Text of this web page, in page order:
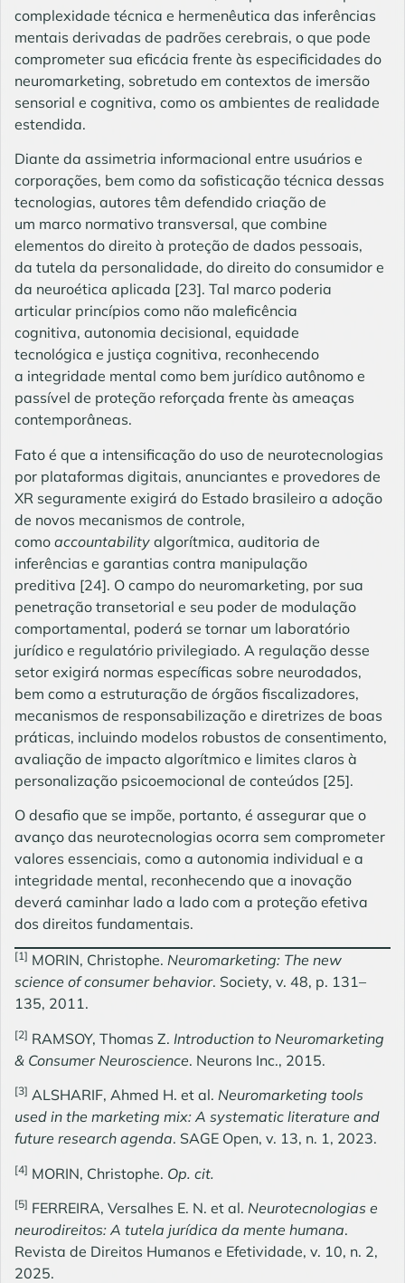
complexidade técnica e hermenêutica das inferências
mentais derivadas de padrões cerebrais, o que pode
comprometer sua eficácia frente às especificidades do
neuromarketing, sobretudo em contextos de imersão
sensorial e cognitiva, como os ambientes de realidade
estendida.
Diante da assimetria informacional entre usuários e
corporações, bem como da sofisticação técnica dessas
tecnologias, autores têm defendido criação de
um marco normativo transversal, que combine
elementos do direito à proteção de dados pessoais,
da tutela da personalidade, do direito do consumidor e
da neuroética aplicada [23]. Tal marco poderia
articular princípios como não maleficência
cognitiva, autonomia decisional, equidade
tecnológica e justiça cognitiva, reconhecendo
a integridade mental como bem jurídico autônomo e
passível de proteção reforçada frente às ameaças
contemporâneas.
Fato é que a intensificação do uso de neurotecnologias
por plataformas digitais, anunciantes e provedores de
XR seguramente exigirá do Estado brasileiro a adoção
de novos mecanismos de controle,
como accountability algorítmica, auditoria de
inferências e garantias contra manipulação
preditiva [24]. O campo do neuromarketing, por sua
penetração transetorial e seu poder de modulação
comportamental, poderá se tornar um laboratório
jurídico e regulatório privilegiado. A regulação desse
setor exigirá normas específicas sobre neurodados,
bem como a estruturação de órgãos fiscalizadores,
mecanismos de responsabilização e diretrizes de boas
práticas, incluindo modelos robustos de consentimento,
avaliação de impacto algorítmico e limites claros à
personalização psicoemocional de conteúdos [25].
O desafio que se impõe, portanto, é assegurar que o
avanço das neurotecnologias ocorra sem comprometer
valores essenciais, como a autonomia individual e a
integridade mental, reconhecendo que a inovação
deverá caminhar lado a lado com a proteção efetiva
dos direitos fundamentais.
[1] MORIN, Christophe. Neuromarketing: The new
science of consumer behavior. Society, v. 48, p. 131–
135, 2011.
[2] RAMSOY, Thomas Z. Introduction to Neuromarketing
& Consumer Neuroscience. Neurons Inc., 2015.
[3] ALSHARIF, Ahmed H. et al. Neuromarketing tools
used in the marketing mix: A systematic literature and
future research agenda. SAGE Open, v. 13, n. 1, 2023.
[4] MORIN, Christophe. Op. cit.
[5] FERREIRA, Versalhes E. N. et al. Neurotecnologias e
neurodireitos: A tutela jurídica da mente humana.
Revista de Direitos Humanos e Efetividade, v. 10, n. 2,
2025.